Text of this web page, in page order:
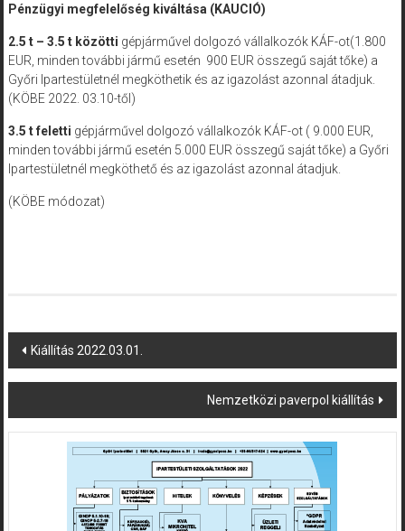
Pénzügyi megfelelőség kiváltása (KAUCIÓ)
2.5 t – 3.5 t közötti gépjárművel dolgozó vállalkozók KÁF-ot(1.800
EUR, minden további jármű esetén 900 EUR összegű saját tőke) a
Győri Ipartestületnél megköthetik és az igazolást azonnal átadjuk.
(KÖBE 2022. 03.10-től)
3.5 t feletti gépjárművel dolgozó vállalkozók KÁF-ot ( 9.000 EUR,
minden további jármű esetén 5.000 EUR összegű saját tőke) a Győri
Ipartestületnél megköthető és az igazolást azonnal átadjuk.
(KÖBE módozat)
Post
navigation
Kiállítás 2022.03.01.
Nemzetközi paverpol kiállítás